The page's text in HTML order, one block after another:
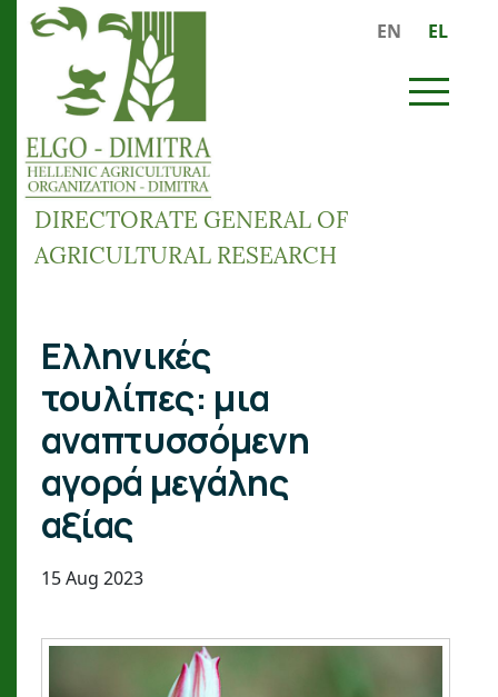
Skip to main content
DIRECTORATE GENERAL OF
AGRICULTURAL RESEARCH
EN EL
MENU
Ελληνικές
τουλίπες: μια
αναπτυσσόμενη
αγορά μεγάλης
αξίας
15 Aug 2023